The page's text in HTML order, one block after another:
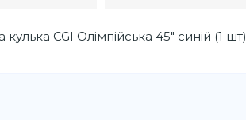
CGI Олімпійська 45" синій (1 шт)